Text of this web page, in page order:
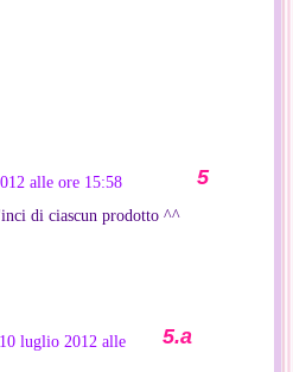
alle ore 15:58
di ciascun prodotto ^^
10 luglio 2012 alle